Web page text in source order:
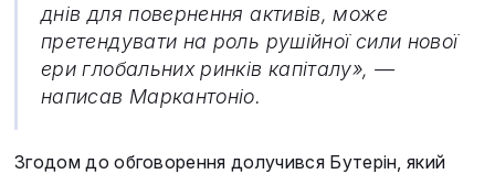
днів для повернення активів, може
претендувати на роль рушійної сили нової
ери глобальних ринків капіталу», —
написав Маркантоніо.
Згодом до обговорення долучився Бутерін, який